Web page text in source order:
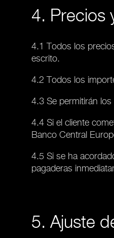
4. Precios
4.1 Todos los
escrito.
4.2 Todos los
4.3 Se permitirán
4.4 Si el cliente
Banco Central
4.5 Si se ha
pagaderas
5. Ajuste